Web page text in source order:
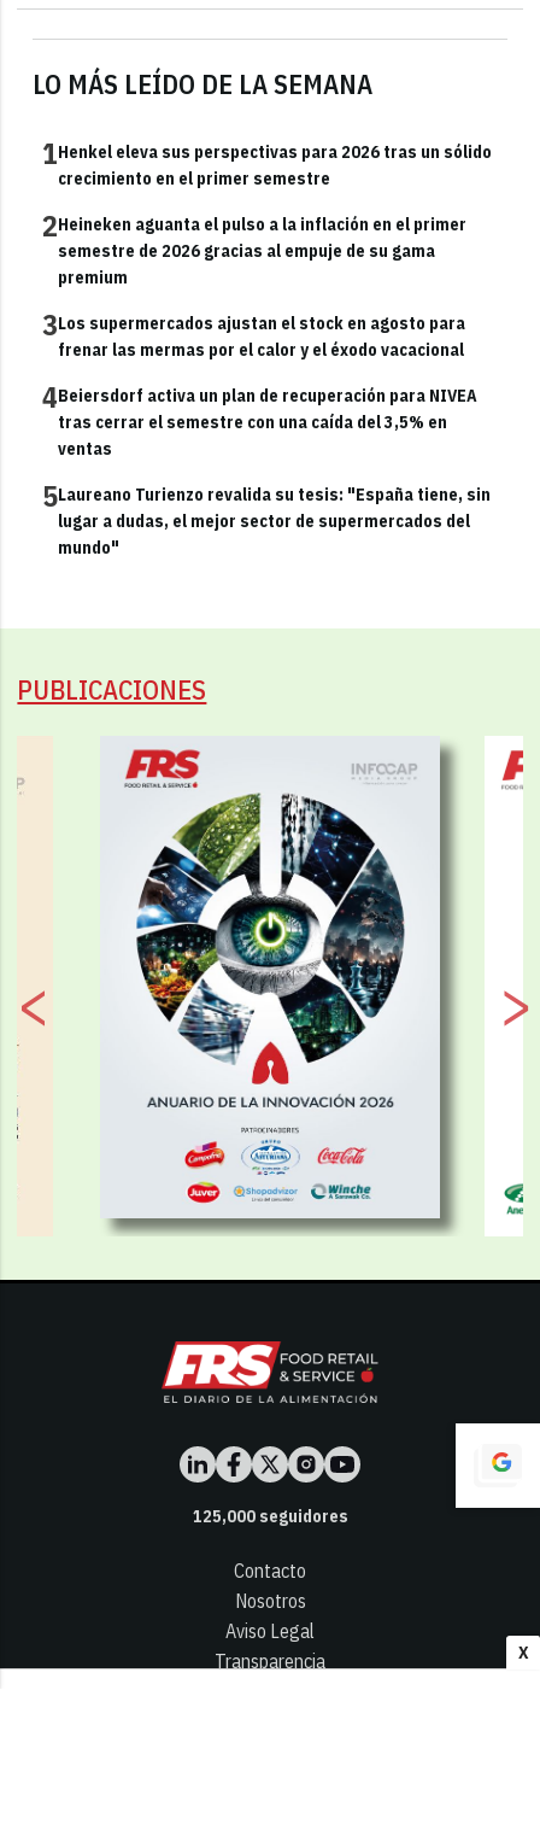
X
LO MÁS LEÍDO DE LA SEMANA
1Henkel eleva sus perspectivas para 2026 tras un sólido
crecimiento en el primer semestre
2Heineken aguanta el pulso a la inflación en el primer
semestre de 2026 gracias al empuje de su gama
premium
3Los supermercados ajustan el stock en agosto para
frenar las mermas por el calor y el éxodo vacacional
4Beiersdorf activa un plan de recuperación para NIVEA
tras cerrar el semestre con una caída del 3,5% en
ventas
5Laureano Turienzo revalida su tesis: "España tiene, sin
lugar a dudas, el mejor sector de supermercados del
mundo"
PUBLICACIONES
125,000seguidores
Contacto
Nosotros
Aviso Legal
Transparencia